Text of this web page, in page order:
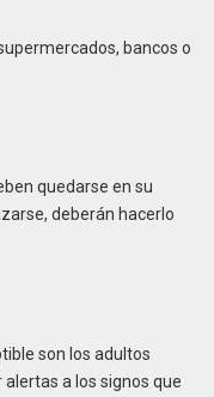
bancos o
quedarse en su
deberán hacerlo
son los adultos
a los signos que